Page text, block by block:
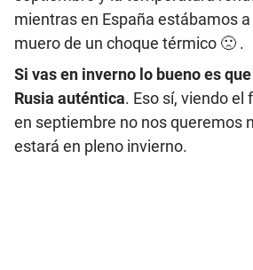
mientras en España estábamos a
muero de un choque térmico 🙁 .
Si vas en inverno lo bueno es
Rusia auténtica. Eso sí, viendo
en septiembre no nos queremos
estará en pleno invierno.